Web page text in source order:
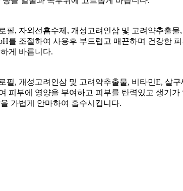
필, 자외선흡수제, 개성고려인삼 및 고려약추출물
를 조절하여 사용후 부드럽고 매끈하며 건강한
게 바릅니다.
필, 개성고려인삼 및 고려약추출물, 비타민E, 살구
피부에 영양을 부여하고 피부를 탄력있고 생기
가볍게 안마하여 흡수시킵니다.